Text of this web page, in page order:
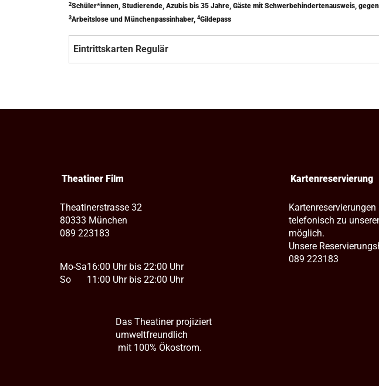
2Schüler*innen, Studierende, Azubis bis 35 Jahre, Gäste mit Schwerbehindertenausweis,
3Arbeitslose und Münchenpassinhaber, 4Gildepass
Eintrittskarten Regulär
Theatiner Film
Theatinerstrasse 32
80333 München
089 223183
Mo-Sa
So
16:00 Uhr bis 22:00 Uhr
11:00 Uhr bis 22:00 Uhr
Das Theatiner projiziert
umweltfreundlich
mit 100% Ökostrom.
Kartenreservierung
telefonisch zu
möglich.
Unsere
089 223183